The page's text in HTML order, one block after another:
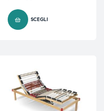
SCEGLI